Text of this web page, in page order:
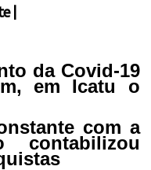
da Covid-19
em Icatu o
com a
contabilizou